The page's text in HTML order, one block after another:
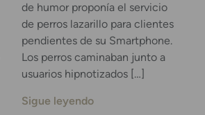
de humor proponía el servicio
de perros lazarillo para clientes
pendientes de su Smartphone.
Los perros caminaban junto a
usuarios hipnotizados […]
Sigue leyendo